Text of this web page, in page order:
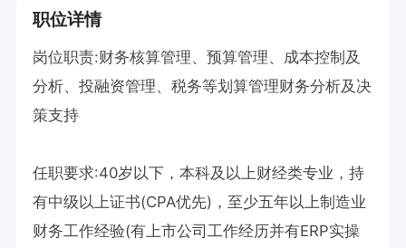
职位详情
岗位职责:财务核算管理、预算管理、成本控制及
分析、投融资管理、税务等划算管理财务分析及决
策支持
任职要求:40岁以下，本科及以上财经类专业，持
有中级以上证书(CPA优先)，至少五年以上制造业
财务工作经验(有上市公司工作经历并有ERP实操